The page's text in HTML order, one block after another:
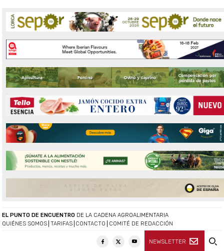
QUIÉNES SOMOS TARIFAS CONTACTO COMITÉ DE REDACCIÓN
NEWSLETTER
EL PUNTO DE ENCUENTRO DE LA CADENA AGROALIMENTARIA